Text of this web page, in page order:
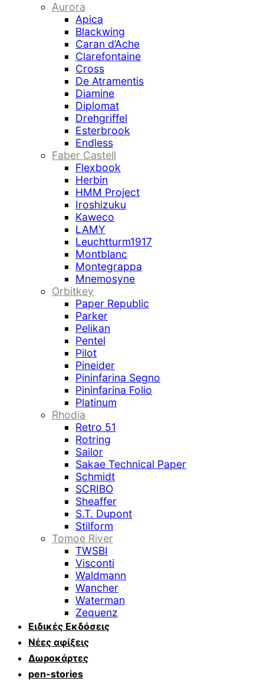
Aurora
Apica
Blackwing
Caran d’Ache
Clarefontaine
Cross
De Atramentis
Diamine
Diplomat
Drehgriffel
Esterbrook
Endless
Faber Castell
Flexbook
Herbin
HMM Project
Iroshizuku
Kaweco
LAMY
Leuchtturm1917
Montblanc
Montegrappa
Mnemosyne
Orbitkey
Paper Republic
Parker
Pelikan
Pentel
Pilot
Pineider
Pininfarina Segno
Pininfarina Folio
Platinum
Rhodia
Retro 51
Rotring
Sailor
Sakae Technical Paper
Schmidt
SCRIBO
Sheaffer
S.T. Dupont
Stilform
Tomoe River
TWSBI
Visconti
Waldmann
Wancher
Waterman
Zequenz
Ειδικές Εκδόσεις
Νέες αφίξεις
Δωροκάρτες
pen-stories